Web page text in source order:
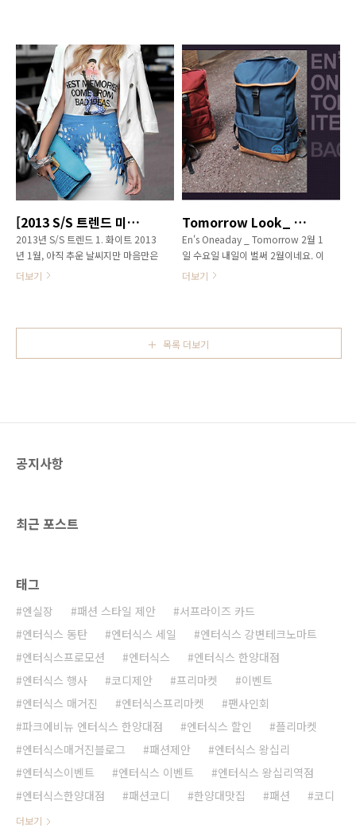
생님 정인재로, 최다니엘은 냉철하지
만 아이들을 위할 줄 알고 뛰어난 능
력을 가진 선생님 강세찬으로 열연을
펼치고 있습니다. 이들의 연기만큼이
나 선생님 패션도 주목 받고 있는데
요. 특히 장나라, 최다니엘의 니트를
이용한 선생님 패션에 관심이 쏟아지
고 있답니다. 오늘은 두분의 선생님
패션, 일명 프레피룩에 대해 전해드
릴게요. 함께 보시죠^^ 1. 장나라(정
장나라는 캐릭터를 살려 평화적이면
서도 지적인 룩을 연출한답니다. 캐
릭터를 살리기위해 캐주얼 룩을 주로
착..
ㅜㅜ 마침 친구가 귀여운 방울 털모
자(니트모자)를 쓰고와서 뺏어서 잠
깐 써보긴했는데... 처음 써봐서 그런
지 저한테는 영 안 어울리더라구요.
안 어울리니까 포기하고 싶은데 춥기
도 하고, 친구가 모자 하나 썼을 뿐인
데 스타일리쉬해 보이는 걸 보니 포
기가 안돼요. 엔실장님 어디에나 어
울리고 스타일리쉬한 털모자(니트모
자) 어디 없나요?! A. 엔실장이 추천
는 요즘 핫! 뜨거운 '비니 스타일 털모
자(니트모자)'와 '방울 털모자(니트모
자)' 입니다. 겨울 패션의 포인트일
뿐..
[2013 S/S 트렌드 미리보기] 2013 봄/여름 트렌드 의상편 '화이트&미니멀리즘'
2013년 S/S 트렌드 1. 화이트 2013
년 1월, 아직 추운 날씨지만 마음만은
벌써 봄을 향해 있진 않으신지요? 실
년 S/S(봄/여름) 시즌에는 화사한 컬
는 것입니다. 그렇다면 2013년
트렌드 2. 미니멀리즘 매년 S/S(봄/
더보기
Tomorrow Look_ 백팩
En's Oneaday _ Tomorrow 2월 1
일 수요일 내일이 벌써 2월이네요. 이
번 년도에 설이 일찍이여서 더욱 1월
신 분도 있을 것 같아서 오늘은 엔실
더보기
목록 더보기
공지사항
최근 포스트
태그
엔실장 패션 스타일 제안
서프라이즈 카드
엔터식스 동탄
엔터식스 세일
엔터식스 강변테크노마트
엔터식스프로모션
엔터식스
엔터식스 한양대점
엔터식스 행사
코디제안 프리마켓
이벤트
엔터식스 매거진
엔터식스프리마켓
팬사인회
파크에비뉴 엔터식스 한양대점
엔터식스 할인
플리마켓
엔터식스매거진블로그
패션제안
엔터식스 왕십리
엔터식스이벤트
엔터식스 이벤트
엔터식스 왕십리역점
엔터식스한양대점
패션코디 한양대맛집 패션 코디
더보기